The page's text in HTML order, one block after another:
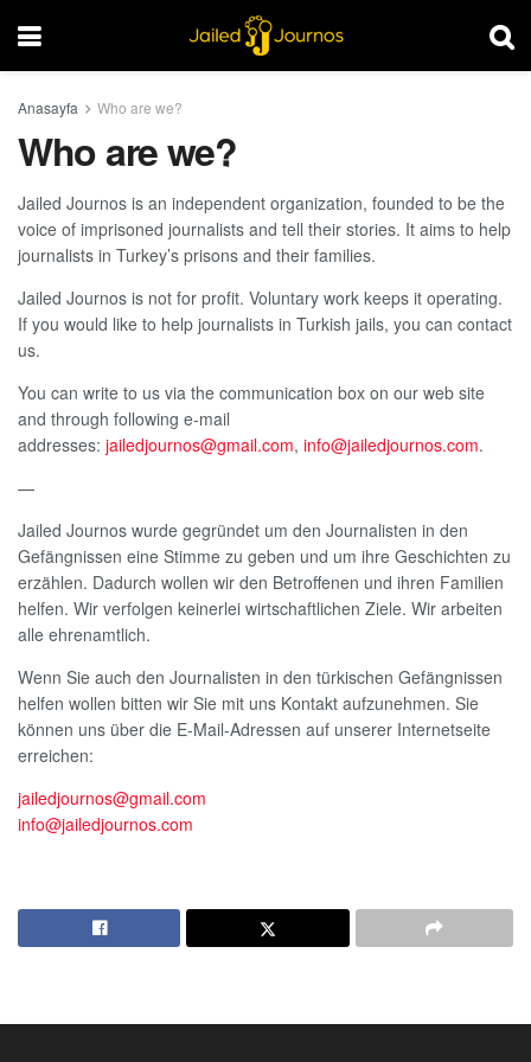
Anasayfa Who are we?
Who are we?
Jailed Journos is an independent organization, founded to be the
voice of imprisoned journalists and tell their stories. It aims to help
journalists in Turkey’s prisons and their families.
Jailed Journos is not for profit. Voluntary work keeps it operating.
If you would like to help journalists in Turkish jails, you can contact
us.
You can write to us via the communication box on our web site
and through following e-mail
addresses: jailedjournos@gmail.com, info@jailedjournos.com.
—
Jailed Journos wurde gegründet um den Journalisten in den
Gefängnissen eine Stimme zu geben und um ihre Geschichten zu
erzählen. Dadurch wollen wir den Betroffenen und ihren Familien
helfen. Wir verfolgen keinerlei wirtschaftlichen Ziele. Wir arbeiten
alle ehrenamtlich.
Wenn Sie auch den Journalisten in den türkischen Gefängnissen
helfen wollen bitten wir Sie mit uns Kontakt aufzunehmen. Sie
können uns über die E-Mail-Adressen auf unserer Internetseite
erreichen:
jailedjournos@gmail.com
info@jailedjournos.com